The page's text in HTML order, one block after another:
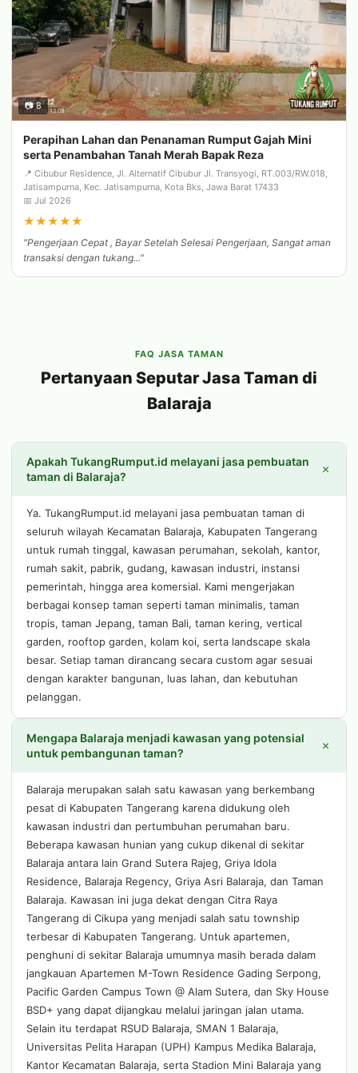
📷 8
Perapihan Lahan dan Penanaman Rumput Gajah Mini
serta Penambahan Tanah Merah Bapak Reza
📍 Cibubur Residence, Jl. Alternatif Cibubur Jl. Transyogi, RT.003/RW.018,
Jatisampurna, Kec. Jatisampurna, Kota Bks, Jawa Barat 17433
📅 Jul 2026
★★★★★
"Pengerjaan Cepat , Bayar Setelah Selesai Pengerjaan, Sangat aman
transaksi dengan tukang..."
FAQ JASA TAMAN
Pertanyaan Seputar Jasa Taman di
Balaraja
Apakah TukangRumput.id melayani jasa pembuatan
taman di Balaraja?
+
Ya. TukangRumput.id melayani jasa pembuatan taman di
seluruh wilayah Kecamatan Balaraja, Kabupaten Tangerang
untuk rumah tinggal, kawasan perumahan, sekolah, kantor,
rumah sakit, pabrik, gudang, kawasan industri, instansi
pemerintah, hingga area komersial. Kami mengerjakan
berbagai konsep taman seperti taman minimalis, taman
tropis, taman Jepang, taman Bali, taman kering, vertical
garden, rooftop garden, kolam koi, serta landscape skala
besar. Setiap taman dirancang secara custom agar sesuai
dengan karakter bangunan, luas lahan, dan kebutuhan
pelanggan.
Mengapa Balaraja menjadi kawasan yang potensial
untuk pembangunan taman?
+
Balaraja merupakan salah satu kawasan yang berkembang
pesat di Kabupaten Tangerang karena didukung oleh
kawasan industri dan pertumbuhan perumahan baru.
Beberapa kawasan hunian yang cukup dikenal di sekitar
Balaraja antara lain Grand Sutera Rajeg, Griya Idola
Residence, Balaraja Regency, Griya Asri Balaraja, dan Taman
Balaraja. Kawasan ini juga dekat dengan Citra Raya
Tangerang di Cikupa yang menjadi salah satu township
terbesar di Kabupaten Tangerang. Untuk apartemen,
penghuni di sekitar Balaraja umumnya masih berada dalam
jangkauan Apartemen M-Town Residence Gading Serpong,
Pacific Garden Campus Town @ Alam Sutera, dan Sky House
BSD+ yang dapat dijangkau melalui jaringan jalan utama.
Selain itu terdapat RSUD Balaraja, SMAN 1 Balaraja,
Universitas Pelita Harapan (UPH) Kampus Medika Balaraja,
Kantor Kecamatan Balaraja, serta Stadion Mini Balaraja yang